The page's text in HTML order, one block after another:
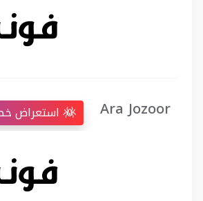
Ara Jozoor